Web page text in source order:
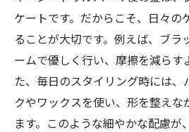
ケートです。だからこそ、日々の
ることが大切です。例えば、ブラ
ームで優しく行い、摩擦を減らす
た、毎日のスタイリング時には、
クやワックスを使い、形を整えな
ます。このような細やかな配慮が